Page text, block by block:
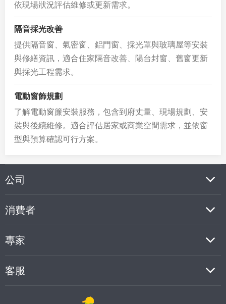
依現場狀況評估維修或更新需求。
隔音採光改善
提供隔音窗、氣密窗、鋁門窗、採光罩與玻璃屋等安裝
與修繕資訊，適合住家隔音改善、陽台封窗、舊窗更新
與採光工程需求。
電動窗飾規劃
了解電動窗簾安裝服務，包含到府丈量、現場規劃、安
裝與後續維修。適合評估居家或商業空間需求，並依窗
型與預算確認可行方案。
公司
消費者
專家
客服